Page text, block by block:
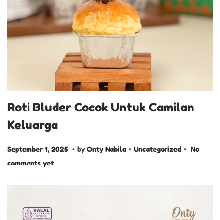
Roti Bluder Cocok Untuk Camilan
Keluarga
P
o
September 1, 2025 S. by Onty Nabila . P
Uncategorized . No
comments yet